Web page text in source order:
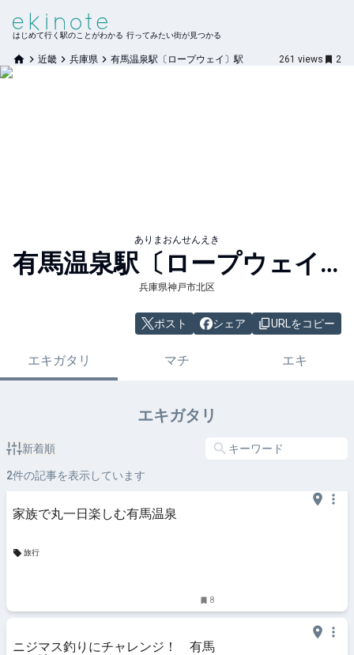
はじめて行く駅のことがわかる 行ってみたい街が見つかる
近畿 兵庫県 有馬温泉駅〔ロープウェイ〕駅 261 views 2
ありまおんせんえき
有馬温泉駅〔ロープウェイ〕
兵庫県神戸市北区
ポスト シェア URLをコピー
エキガタリ マチ エキ
エキガタリ
新着順
2件の記事を表示しています
家族で丸一日楽しむ有馬温泉
旅行
8
ニジマス釣りにチャレンジ！ 有馬